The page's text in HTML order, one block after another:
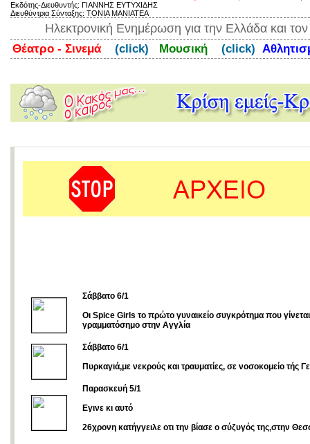
Εκδότης-Διευθυντής: ΓΙΑΝΝΗΣ ΕΥΤΥΧΙΔΗΣ
Διευθύντρια Σύνταξης: ΤΟΝΙΑ ΜΑΝΙΑΤΕΑ
Ηλεκτρονική Ενημέρωση για την Ελλάδα και
Θέατρο - Σινεμά (click) Μουσική (click)
Σάββατο 6/1
Οι Spice Girls το πρώτο γυναικείο συγκρότημα που γίνεται
γραμματόσημο στην Αγγλία
Σάββατο 6/1
Πυρκαγιά,με νεκρούς και τραυματίες, σε νοσοκομείο τής
Παρασκευή 5/1
Εγινε κι αυτό
26χρονη κατήγγειλε οτι την βίασε ο σύζυγός της,στην